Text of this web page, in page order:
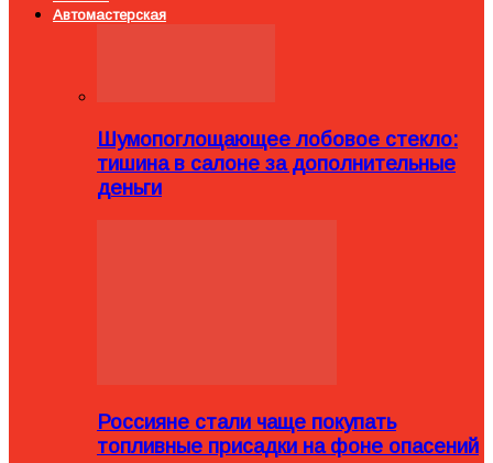
Автомастерская
Шумопоглощающее лобовое стекло:
тишина в салоне за дополнительные
деньги
Россияне стали чаще покупать
топливные присадки на фоне опасений